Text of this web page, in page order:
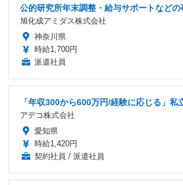
公的研究所年末調整・給与サポートなどの
旭化成アミダス株式会社
神奈川県
時給1,700円
派遣社員
「年収300から600万円/経験に応じる」私
アデコ株式会社
愛知県
時給1,420円
契約社員 / 派遣社員